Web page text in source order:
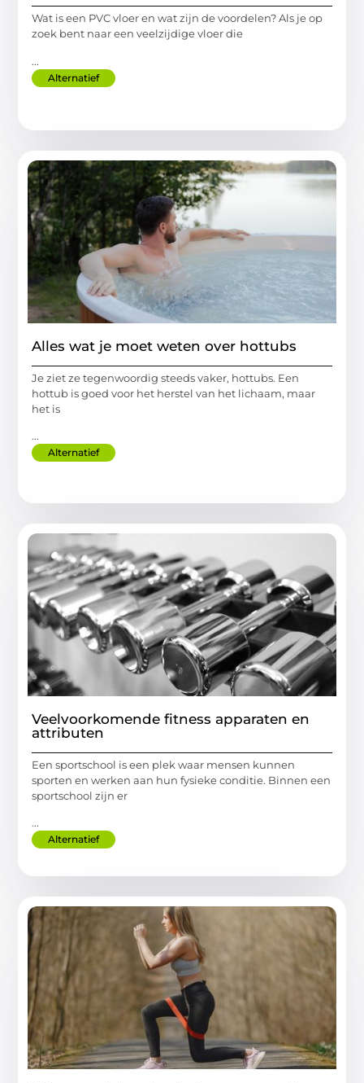
Wat is een PVC vloer en wat zijn de voordelen? Als je op
zoek bent naar een veelzijdige vloer die
...
Alternatief
Alles wat je moet weten over hottubs
Je ziet ze tegenwoordig steeds vaker, hottubs. Een
hottub is goed voor het herstel van het lichaam, maar
het is
...
Alternatief
Veelvoorkomende fitness apparaten en
attributen
Een sportschool is een plek waar mensen kunnen
sporten en werken aan hun fysieke conditie. Binnen een
sportschool zijn er
...
Alternatief